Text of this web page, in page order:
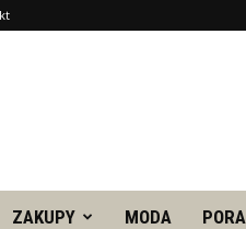
ZAKUPY MODA